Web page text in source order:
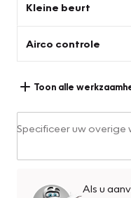
Kleine beurt
Airco controle
Toon alle
Specificeer uw overige
Als u